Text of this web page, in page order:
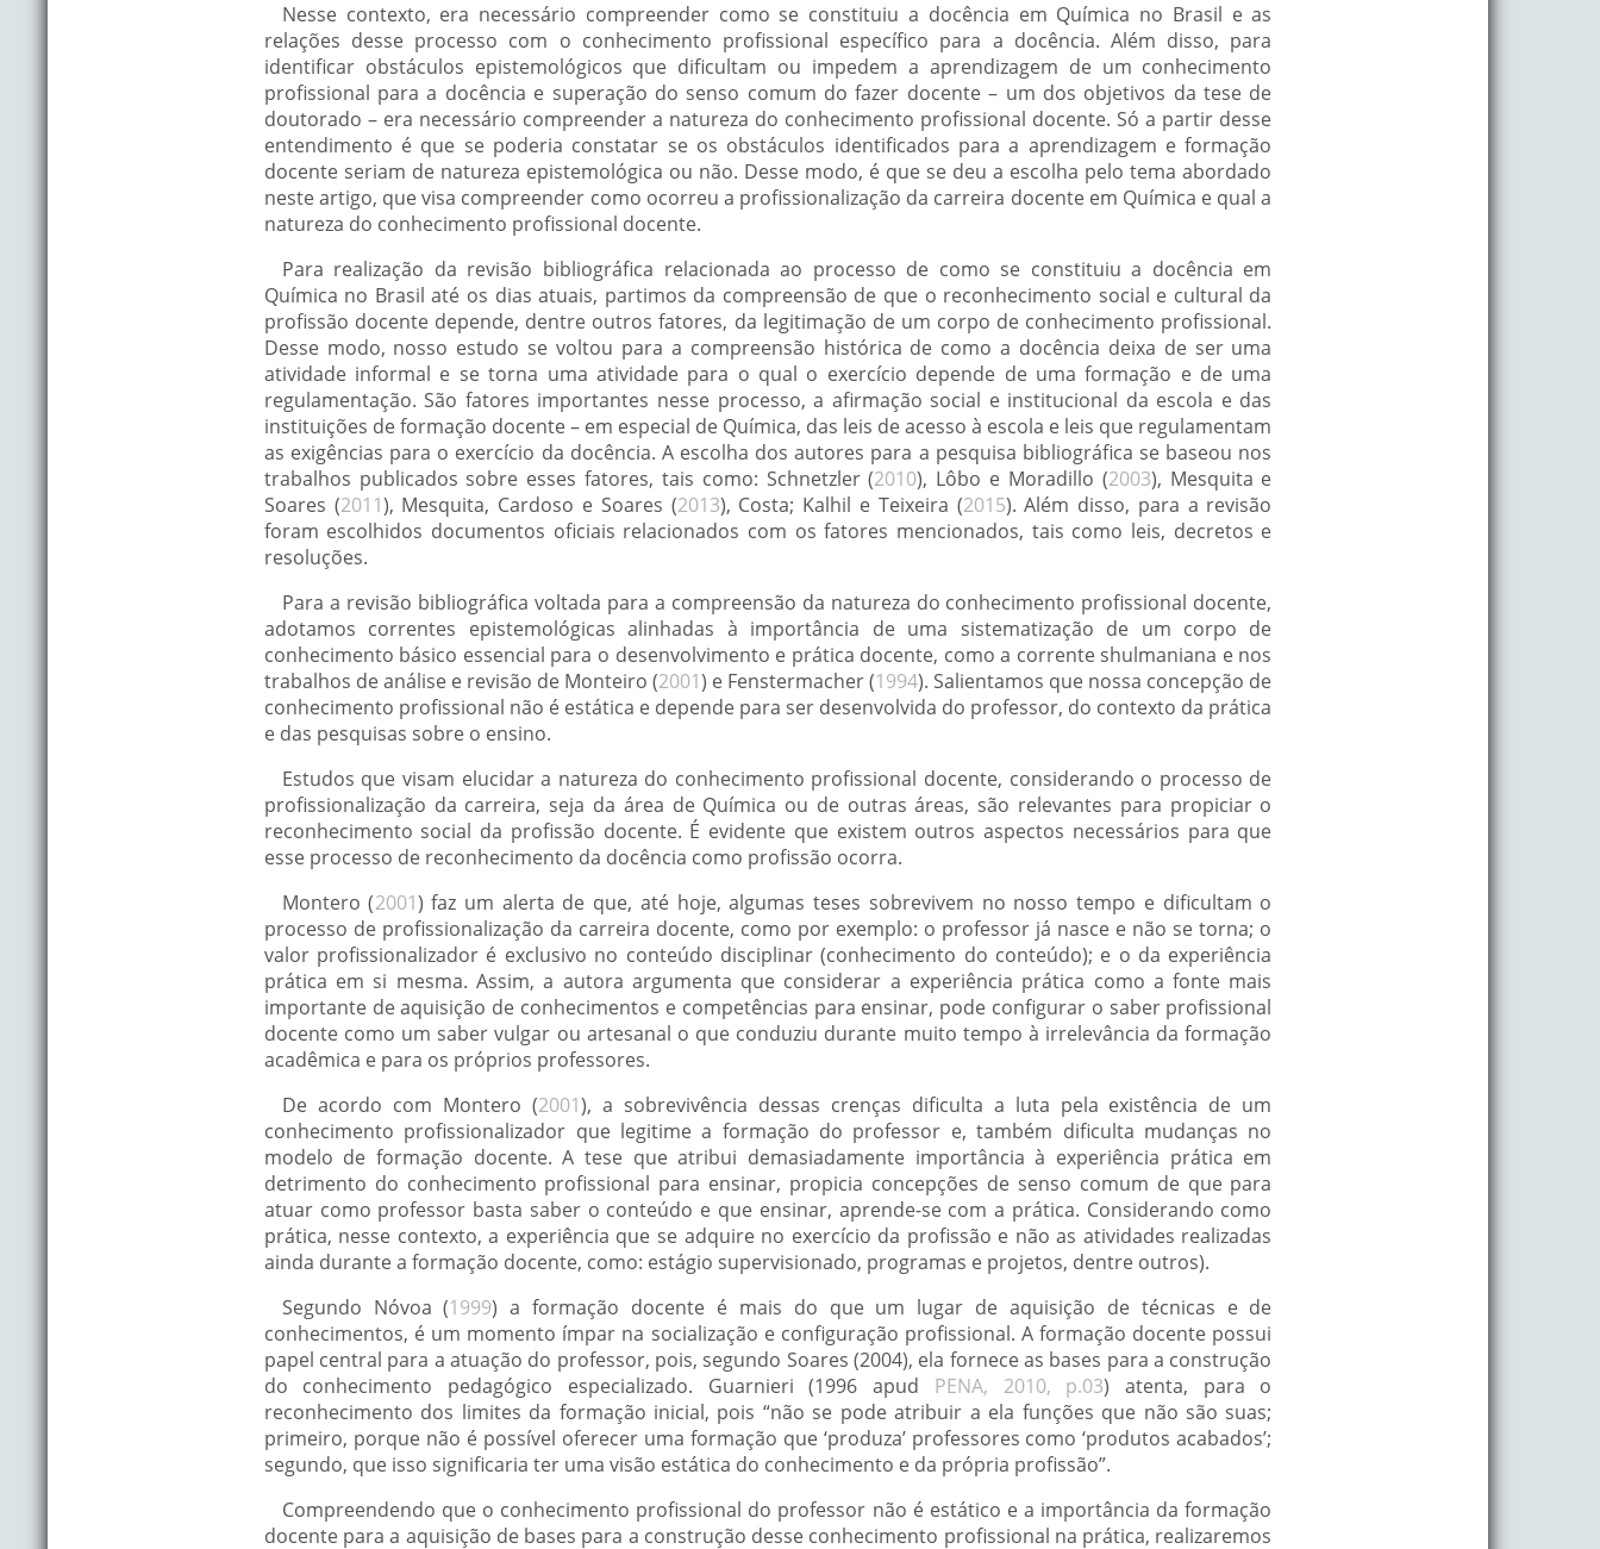
Nesse contexto, era necessário compreender como se constituiu a docência em Química no Brasil e as
relações desse processo com o conhecimento profissional específico para a docência. Além disso, para
identificar obstáculos epistemológicos que dificultam ou impedem a aprendizagem de um conhecimento
profissional para a docência e superação do senso comum do fazer docente – um dos objetivos da tese de
doutorado – era necessário compreender a natureza do conhecimento profissional docente. Só a partir desse
entendimento é que se poderia constatar se os obstáculos identificados para a aprendizagem e formação
docente seriam de natureza epistemológica ou não. Desse modo, é que se deu a escolha pelo tema abordado
neste artigo, que visa compreender como ocorreu a profissionalização da carreira docente em Química e qual a
natureza do conhecimento profissional docente.
Para realização da revisão bibliográfica relacionada ao processo de como se constituiu a docência em
Química no Brasil até os dias atuais, partimos da compreensão de que o reconhecimento social e cultural da
profissão docente depende, dentre outros fatores, da legitimação de um corpo de conhecimento profissional.
Desse modo, nosso estudo se voltou para a compreensão histórica de como a docência deixa de ser uma
atividade informal e se torna uma atividade para o qual o exercício depende de uma formação e de uma
regulamentação. São fatores importantes nesse processo, a afirmação social e institucional da escola e das
instituições de formação docente – em especial de Química, das leis de acesso à escola e leis que regulamentam
as exigências para o exercício da docência. A escolha dos autores para a pesquisa bibliográfica se baseou nos
trabalhos publicados sobre esses fatores, tais como: Schnetzler (2010), Lôbo e Moradillo (2003), Mesquita e
Soares (2011), Mesquita, Cardoso e Soares (2013), Costa; Kalhil e Teixeira (2015). Além disso, para a revisão
foram escolhidos documentos oficiais relacionados com os fatores mencionados, tais como leis, decretos e
resoluções.
Para a revisão bibliográfica voltada para a compreensão da natureza do conhecimento profissional docente,
adotamos correntes epistemológicas alinhadas à importância de uma sistematização de um corpo de
conhecimento básico essencial para o desenvolvimento e prática docente, como a corrente shulmaniana e nos
trabalhos de análise e revisão de Monteiro (2001) e Fenstermacher (1994). Salientamos que nossa concepção de
conhecimento profissional não é estática e depende para ser desenvolvida do professor, do contexto da prática
e das pesquisas sobre o ensino.
Estudos que visam elucidar a natureza do conhecimento profissional docente, considerando o processo de
profissionalização da carreira, seja da área de Química ou de outras áreas, são relevantes para propiciar o
reconhecimento social da profissão docente. É evidente que existem outros aspectos necessários para que
esse processo de reconhecimento da docência como profissão ocorra.
Montero (2001) faz um alerta de que, até hoje, algumas teses sobrevivem no nosso tempo e dificultam o
processo de profissionalização da carreira docente, como por exemplo: o professor já nasce e não se torna; o
valor profissionalizador é exclusivo no conteúdo disciplinar (conhecimento do conteúdo); e o da experiência
prática em si mesma. Assim, a autora argumenta que considerar a experiência prática como a fonte mais
importante de aquisição de conhecimentos e competências para ensinar, pode configurar o saber profissional
docente como um saber vulgar ou artesanal o que conduziu durante muito tempo à irrelevância da formação
acadêmica e para os próprios professores.
De acordo com Montero (2001), a sobrevivência dessas crenças dificulta a luta pela existência de um
conhecimento profissionalizador que legitime a formação do professor e, também dificulta mudanças no
modelo de formação docente. A tese que atribui demasiadamente importância à experiência prática em
detrimento do conhecimento profissional para ensinar, propicia concepções de senso comum de que para
atuar como professor basta saber o conteúdo e que ensinar, aprende-se com a prática. Considerando como
prática, nesse contexto, a experiência que se adquire no exercício da profissão e não as atividades realizadas
ainda durante a formação docente, como: estágio supervisionado, programas e projetos, dentre outros).
Segundo Nóvoa (1999) a formação docente é mais do que um lugar de aquisição de técnicas e de
conhecimentos, é um momento ímpar na socialização e configuração profissional. A formação docente possui
papel central para a atuação do professor, pois, segundo Soares (2004), ela fornece as bases para a construção
do conhecimento pedagógico especializado. Guarnieri (1996 apud PENA, 2010, p.03) atenta, para o
reconhecimento dos limites da formação inicial, pois “não se pode atribuir a ela funções que não são suas;
primeiro, porque não é possível oferecer uma formação que ‘produza’ professores como ‘produtos acabados’;
segundo, que isso significaria ter uma visão estática do conhecimento e da própria profissão”.
Compreendendo que o conhecimento profissional do professor não é estático e a importância da formação
docente para a aquisição de bases para a construção desse conhecimento profissional na prática, realizaremos